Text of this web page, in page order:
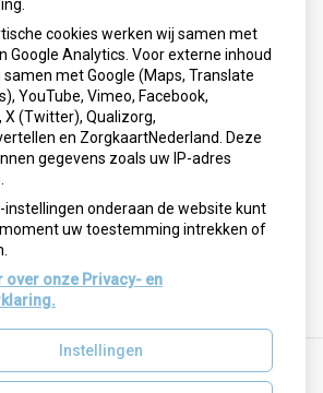
uw medische gegevens
delen? Dan kunt u hiervoor mondeling
als uw huisarts of apotheker daarom
u het formulier uitprinten, invullen en
Ook kunt u uw toestemming
. Het kan zijn dat
gegevens over u hebben die ze
dan bij elke zorgaanbieder uw
uw toestemming altijd weer intrekken.
Volgjezorg
en uitprinten?
cookies werken wij samen met
Google Analytics. Voor externe inhoud
met Google (Maps, Translate
YouTube, Vimeo, Facebook,
X (Twitter), Qualizorg,
en ZorgkaartNederland. Deze
gegevens zoals uw IP-adres
instellingen onderaan de website kunt
uw toestemming intrekken of
over onze Privacy- en
Instellingen